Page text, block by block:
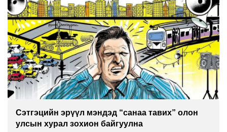
Сэтгэцийн эрүүл мэндэд “санаа тавих” олон
улсын хурал зохион байгуулна